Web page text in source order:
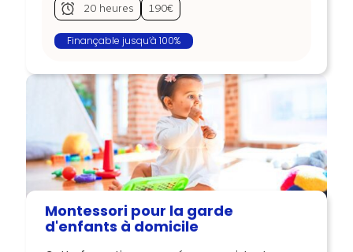
20 heures 190€
Finançable jusqu’à 100%
Montessori pour la garde
d'enfants à domicile